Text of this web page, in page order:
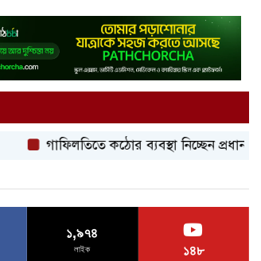
গাফিলতিতে কঠোর ব্যবস্থা নিচ্ছেন প্রধানমন্ত্রী: রিজভী
১,৯৭৪
লাইক ১৪৮